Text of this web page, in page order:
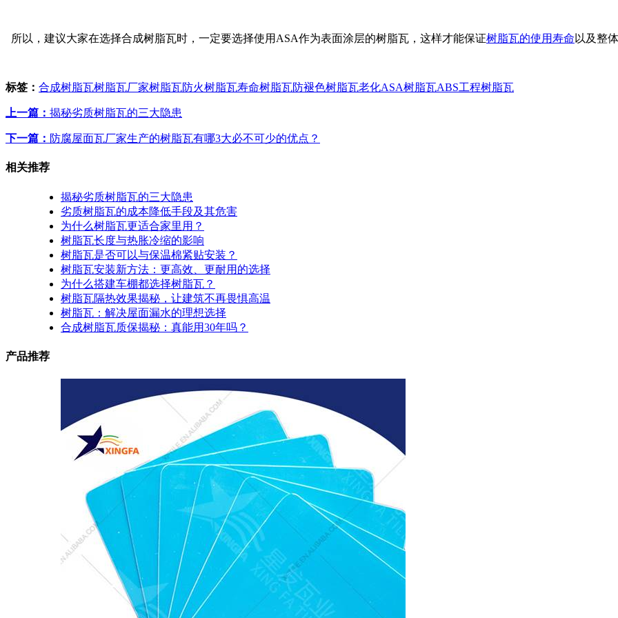
所以，建议大家在选择合成树脂瓦时，一定要选择使用ASA作为表面涂层的树脂瓦，这样才能保证树脂瓦的使用寿命 以及整
标签： 合成树脂瓦树脂瓦厂家树脂瓦防火树脂瓦寿命树脂瓦防褪色树脂瓦老化ASA树脂瓦ABS工程树脂瓦
上一篇： 揭秘劣质树脂瓦的三大隐患
下一篇： 防腐屋面瓦厂家生产的树脂瓦有哪3大必不可少的优点？
相关推荐
揭秘劣质树脂瓦的三大隐患
劣质树脂瓦的成本降低手段及其危害
为什么树脂瓦更适合家里用？
树脂瓦长度与热胀冷缩的影响
树脂瓦是否可以与保温棉紧贴安装？
树脂瓦安装新方法：更高效、更耐用的选择
为什么搭建车棚都选择树脂瓦？
树脂瓦隔热效果揭秘，让建筑不再畏惧高温
树脂瓦：解决屋面漏水的理想选择
合成树脂瓦质保揭秘：真能用30年吗？
产品推荐